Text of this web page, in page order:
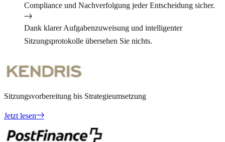
Compliance und Nachverfolgung jeder Entscheidung sicher.
Dank klarer Aufgabenzuweisung und intelligenter
Sitzungsprotokolle übersehen Sie nichts.
Sitzungsvorbereitung bis Strategieumsetzung
Jetzt lesen